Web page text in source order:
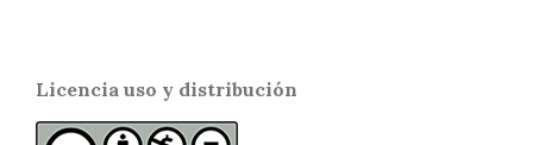
Licencia uso y distribución